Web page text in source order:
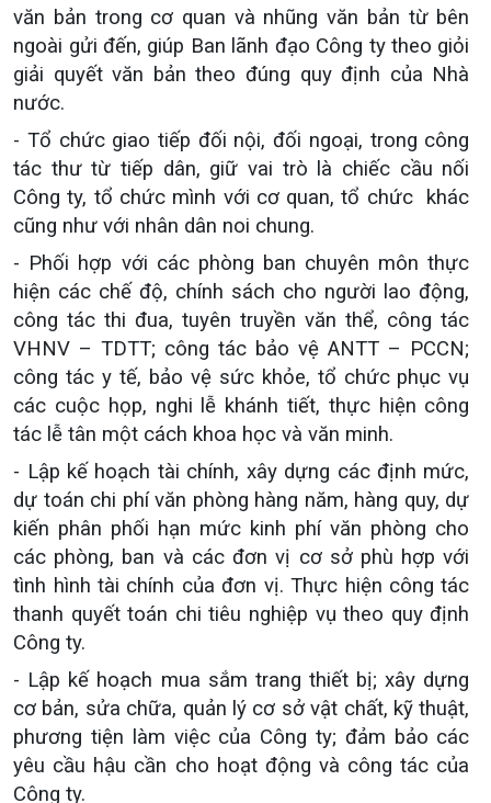
văn bản trong cơ quan và nhũng văn bản từ bên
ngoài gửi đến, giúp Ban lãnh đạo Công ty theo giỏi
giải quyết văn bản theo đúng quy định của Nhà
nước.
- Tổ chức giao tiếp đối nội, đối ngoại, trong công
tác thư từ tiếp dân, giữ vai trò là chiếc cầu nối
Công ty, tổ chức mình với cơ quan, tổ chức khác
cũng như với nhân dân noi chung.
- Phối hợp với các phòng ban chuyên môn thực
hiện các chế độ, chính sách cho người lao động,
công tác thi đua, tuyên truyền văn thể, công tác
VHNV – TDTT; công tác bảo vệ ANTT – PCCN;
công tác y tế, bảo vệ sức khỏe, tổ chức phục vụ
các cuộc họp, nghi lễ khánh tiết, thực hiện công
tác lễ tân một cách khoa học và văn minh.
- Lập kế hoạch tài chính, xây dựng các định mức,
dự toán chi phí văn phòng hàng năm, hàng quy, dự
kiến phân phối hạn mức kinh phí văn phòng cho
các phòng, ban và các đơn vị cơ sở phù hợp với
tình hình tài chính của đơn vị. Thực hiện công tác
thanh quyết toán chi tiêu nghiệp vụ theo quy định
Công ty.
- Lập kế hoạch mua sắm trang thiết bị; xây dựng
cơ bản, sửa chữa, quản lý cơ sở vật chất, kỹ thuật,
phương tiện làm việc của Công ty; đảm bảo các
yêu cầu hậu cần cho hoạt động và công tác của
Công ty.